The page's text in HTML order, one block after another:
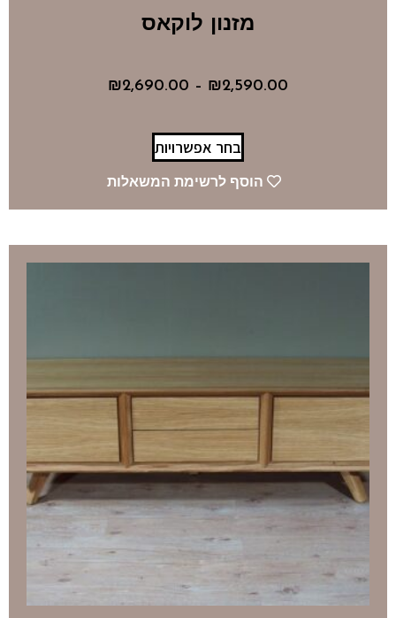
מזנון לוקאס
₪2,590.00
–
₪2,690.00
בחר אפשרויות
הוסף לרשימת המשאלות